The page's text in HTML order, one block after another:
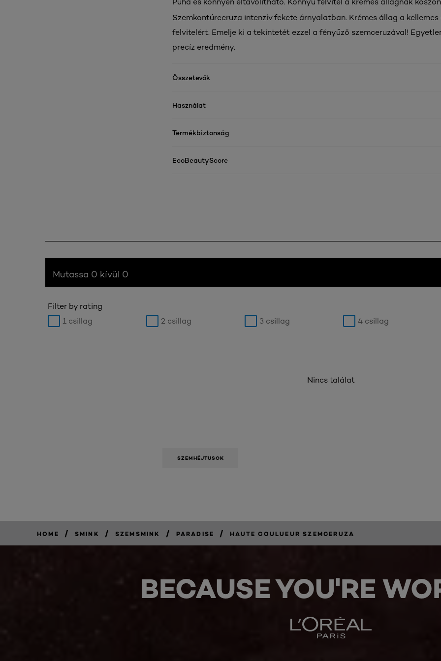
Szemkontúrceruza intenzív fekete árnyalatban. Krémes állag a kellemes
felvitelért. Emelje ki a tekintetét ezzel a fényűző szemceruzával!
precíz eredmény.
Összetevők
Használat
Termékbiztonság
EcoBeautyScore
Mutassa 0 kívül 0
Filter by rating
1 csillag
2 csillag 3 csillag 4 csillag
Nincs találat
SZEMHÉJTUSOK
HOME / SMINK / SZEMSMINK / PARADISE / HAUTE COULUEUR SZEMCERUZA
BECAUSE YOU'RE